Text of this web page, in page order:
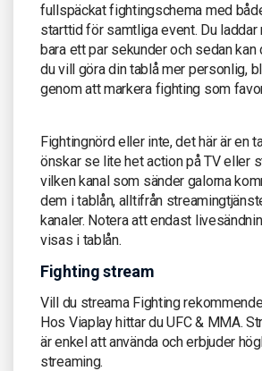
fullspäckat fightingschema med
starttid för samtliga event. Du laddar
bara ett par sekunder och sedan kan
du vill göra din tablå mer personlig,
genom att markera fighting som
Fightingnörd eller inte, det här är en
önskar se lite het action på TV eller
vilken kanal som sänder galorna
dem i tablån, alltifrån
kanaler. Notera att endast
visas i tablån.
Fighting stream
Vill du streama Fighting
Hos Viaplay hittar du UFC & MMA.
är enkel att använda och erbjuder
streaming.